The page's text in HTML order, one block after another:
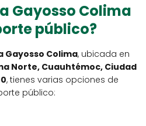
Gayosso Colima
público?
Gayosso Colima, ubicada en
Norte, Cuauhtémoc, Ciudad
, tienes varias opciones de
público: